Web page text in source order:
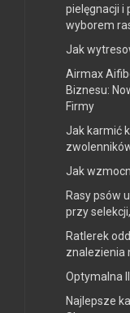
pielęgnacji i
wyborem
Jak
Airmax
Biznesu:
Firmy
Jak karmić
Jak
Rasy psów
przy
Ratlerek
znalezienia
Optymalna
Najlepsze